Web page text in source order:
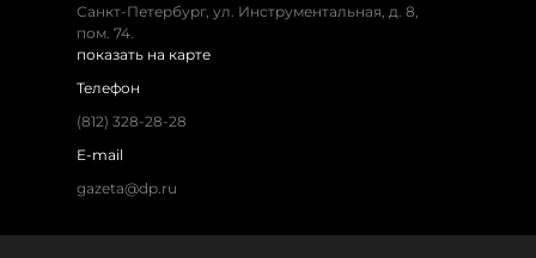
Санкт-Петербург, ул. Инструментальная, д. 8,
пом. 74.
показать на карте
Телефон
(812) 328-28-28
E-mail
gazeta@dp.ru